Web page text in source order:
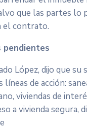
que las partes lo
el contrato.
pendientes
López, dijo que su
de acción:
viviendas de
a vivienda segura,